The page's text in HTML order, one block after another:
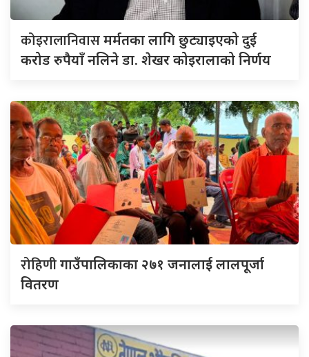
कोइरालानिवासमर्मतका लागि छुट्याइएको दुई
करोड रुपैयाँ नलिने डा. शेखर कोइरालाको निर्णय
रोहिणीगाउँपालिकाका २७१ जनालाई लालपूर्जा
वितरण